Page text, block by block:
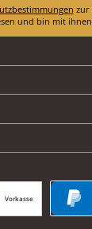
zur
und bin mit
Vorkasse